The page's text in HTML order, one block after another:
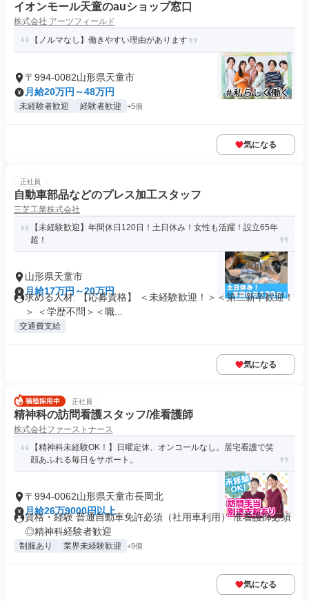
イオンモール天童のauショップ窓口
株式会社 アーツフィールド
【ノルマなし】働きやすい理由があります
〒994-0082山形県天童市
月給20万円～48万円
未経験者歓迎 経験者歓迎 +5個
気になる
正社員
自動車部品などのプレス加工スタッフ
三芝工業株式会社
【未経験歓迎】年間休日120日！土日休み！女性も活躍！設立65年
超！
山形県天童市
月給17万円～20万円
求める人材: 【応募資格】 ＜未経験歓迎！＞＜第二新卒歓迎！
＞ ＜学歴不問＞＜職...
交通費支給
気になる
正社員
精神科の訪問看護スタッフ/准看護師
株式会社ファーストナース
【精神科未経験OK！】日曜定休、オンコールなし。居宅看護で笑
顔あふれる毎日をサポート。
〒994-0062山形県天童市長岡北
月給26万9000円以上
資格・経験 普通自動車免許必須（社用車利用） 准看護師必須
◎精神科経験者歓迎
制服あり 業界未経験歓迎 +9個
気になる